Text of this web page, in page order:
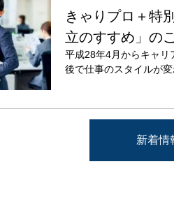
きゃりプロ＋特
立のすすめ」の
平成28年4月からキャリ
後で仕事のスタイルが
新着情